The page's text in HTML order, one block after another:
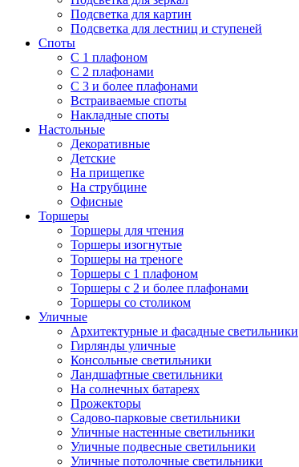
Подсветка для картин
Подсветка для лестниц и ступеней
Споты
С 1 плафоном
С 2 плафонами
С 3 и более плафонами
Встраиваемые споты
Накладные споты
Настольные
Декоративные
Детские
На прищепке
На струбцине
Офисные
Торшеры
Торшеры для чтения
Торшеры изогнутые
Торшеры на треноге
Торшеры с 1 плафоном
Торшеры с 2 и более плафонами
Торшеры со столиком
Уличные
Архитектурные и фасадные светильники
Гирлянды уличные
Консольные светильники
Ландшафтные светильники
На солнечных батареях
Прожекторы
Садово-парковые светильники
Уличные настенные светильники
Уличные подвесные светильники
Уличные потолочные светильники